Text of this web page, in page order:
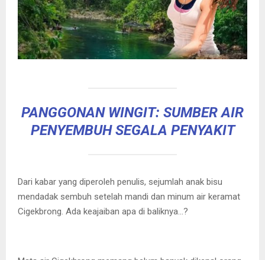
PANGGONAN WINGIT: SUMBER AIR
PENYEMBUH SEGALA PENYAKIT
Dari kabar yang diperoleh penulis, sejumlah anak bisu
mendadak sembuh setelah mandi dan minum air keramat
Cigekbrong. Ada keajaiban apa di baliknya…?